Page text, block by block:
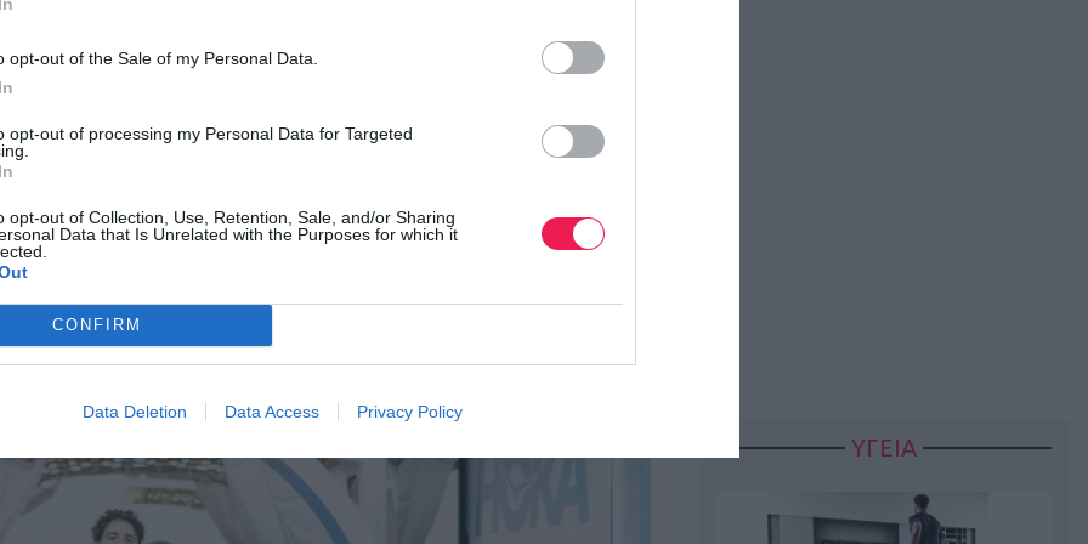
opt-out of the Sale of my Personal Data.
opt-out of processing my Personal Data for Targeted
opt-out of Collection, Use, Retention, Sale, and/or Sharing
Data that Is Unrelated with the Purposes for which it
CONFIRM
Data Deletion Data Access Privacy Policy
, τη δυναμική μη κερδοσκοπική οργάνωση που έχει αποδείξει πως
στην Ελλάδα. Μέσα από αυτήν τη συνεργασία, το Ladies Run έχει
από 40.000 €, που μεταφράζονται σε ουσιαστική βοήθεια για
που το έχουν ανάγκη. Και, φυσικά, με τη συμμετοχή σου γίνεσαι και εσύ
ΥΓΕΙΑ